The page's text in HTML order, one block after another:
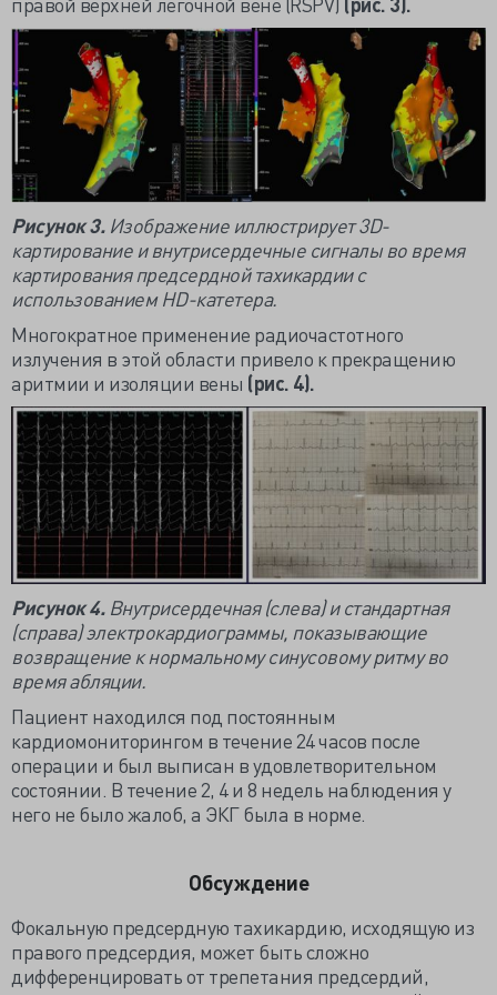
Рисунок 3.Изображение иллюстрирует 3D-
картирование и внутрисердечные сигналы во время
картирования предсердной тахикардии с
использованием HD-катетера.
Многократное применение радиочастотного
излучения в этой области привело к прекращению
аритмии и изоляции вены (рис. 4).
Рисунок 4.Внутрисердечная (слева) и стандартная
(справа) электрокардиограммы, показывающие
возвращение к нормальному синусовому ритму во
время абляции.
Пациент находился под постоянным
кардиомониторингом в течение 24 часов после
операции и был выписан в удовлетворительном
состоянии. В течение 2, 4 и 8 недель наблюдения у
него не было жалоб, а ЭКГ была в норме.
Обсуждение
Фокальную предсердную тахикардию, исходящую из
правого предсердия, может быть сложно
дифференцировать от трепетания предсердий,